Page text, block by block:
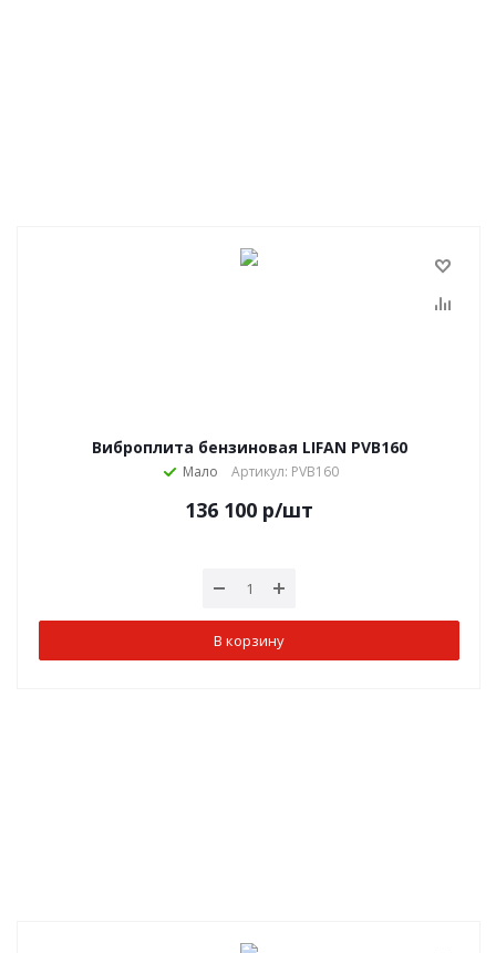
Виброплита бензиновая LIFAN PVB160
Мало Артикул: PVB160
136 100 р/шт
В корзину